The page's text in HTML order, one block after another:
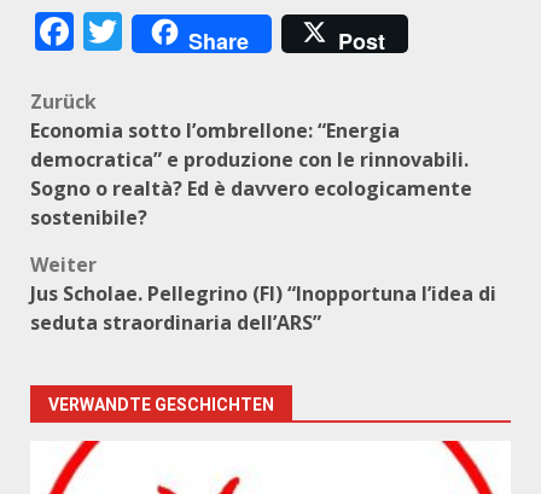
Facebook
Twitter
Share Post
Beitragsnavigation
Zurück
Economia sotto l’ombrellone: “Energia
democratica” e produzione con le rinnovabili.
Sogno o realtà? Ed è davvero ecologicamente
sostenibile?
Weiter
Jus Scholae. Pellegrino (FI) “Inopportuna l’idea di
seduta straordinaria dell’ARS”
VERWANDTE GESCHICHTEN